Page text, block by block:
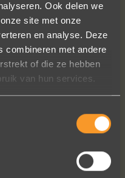
Ook delen we
site met onze
en analyse. Deze
combineren met andere
of die ze hebben
van hun services.
Na mn
mn andere
Zo trots als
ik.